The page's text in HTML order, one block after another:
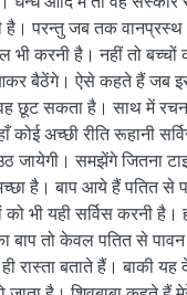
है। परन्तु जब तक
भी करनी है। नहीं तो
बैठेंगे। ऐसे कहते हैं जब
छूट सकता है। साथ में
कोई अच्छी रीति रूहानी
जायेगी। समझेंगे जितना
है। बाप आये हैं पतित से
को भी यही सर्विस करनी
बाप तो केवल पतित से
रास्ता बताते हैं। बाकी